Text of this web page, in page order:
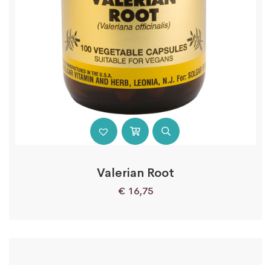
Valerian Root
€ 16,75